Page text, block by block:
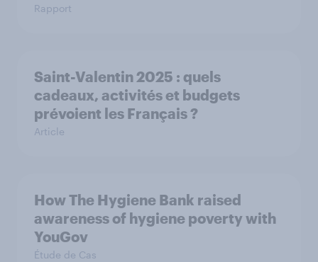
Rapport
Saint-Valentin 2025 : quels
cadeaux, activités et budgets
prévoient les Français ?
Article
How The Hygiene Bank raised
awareness of hygiene poverty with
YouGov
Étude de Cas